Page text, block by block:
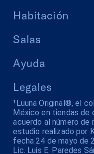
Habitación
Salas
Ayuda
Legales
¹Luuna Original®, el
México en tiendas de
acuerdo al número de
estudio realizado por
fecha 24 de mayo de
Lic. Luis E. Paredes